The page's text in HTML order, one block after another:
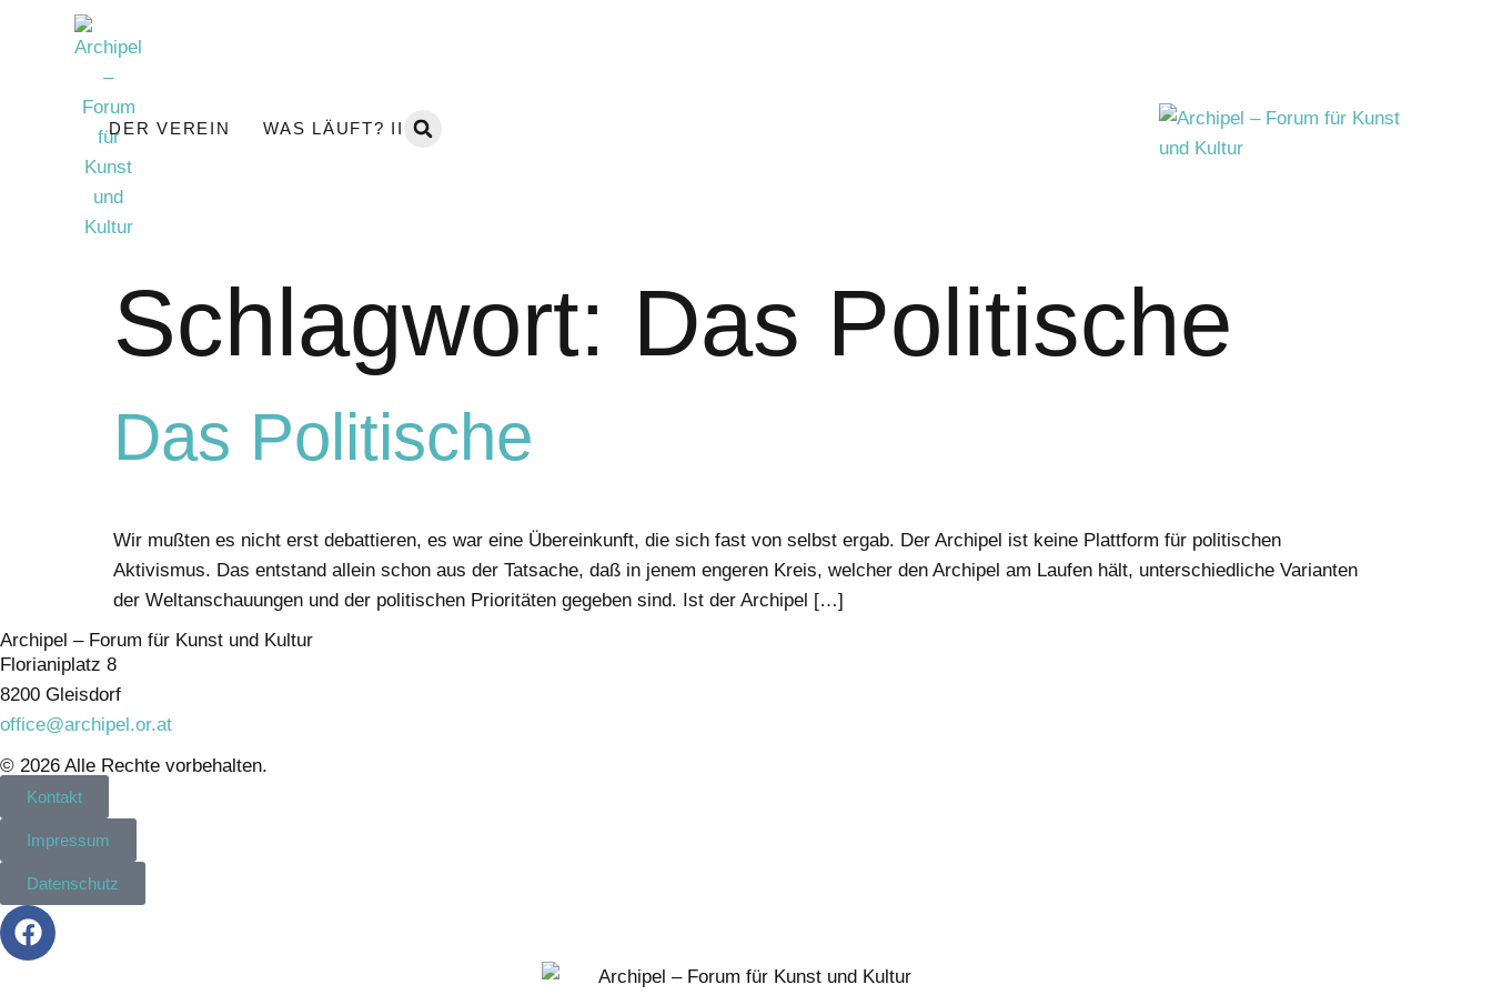
DER VEREIN WAS LÄUFT? II
Schlagwort: Das Politische
Das Politische
Wir mußten es nicht erst debattieren, es war eine Übereinkunft, die sich fast von selbst ergab. Der Archipel ist keine Plattform für politischen
Aktivismus. Das entstand allein schon aus der Tatsache, daß in jenem engeren Kreis, welcher den Archipel am Laufen hält, unterschiedliche Varianten
der Weltanschauungen und der politischen Prioritäten gegeben sind. Ist der Archipel […]
Archipel – Forum für Kunst und Kultur
Florianiplatz 8
8200 Gleisdorf
office@archipel.or.at
© 2026 Alle Rechte vorbehalten.
Kontakt
Impressum
Datenschutz